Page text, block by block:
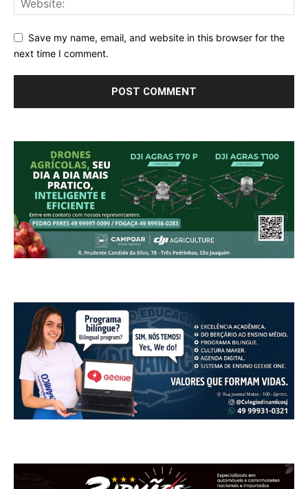
Save my name, email, and website in this browser for the
next time I comment.